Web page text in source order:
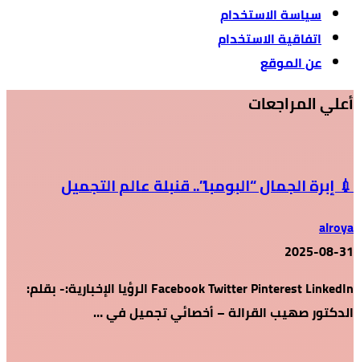
سياسة الاستخدام
اتفاقية الاستخدام
عن الموقع
أعلي المراجعات
💉 إبرة الجمال “البومبا”.. قنبلة عالم التجميل
alroya
2025-08-31
Facebook Twitter Pinterest LinkedIn الرؤيا الإخبارية:- بقلم:
الدكتور صهيب القرالة – أخصائي تجميل في …